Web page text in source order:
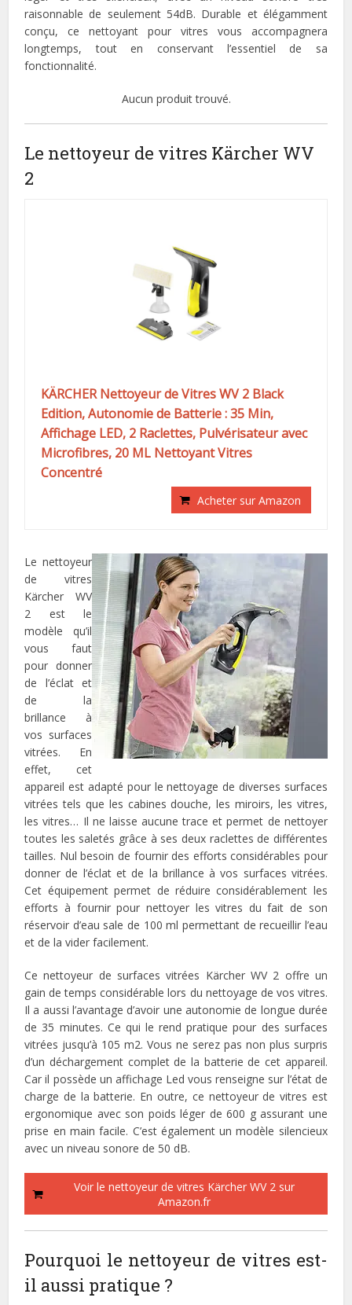
raisonnable de seulement 54dB. Durable et élégamment
conçu, ce nettoyant pour vitres vous accompagnera
longtemps, tout en conservant l’essentiel de sa
fonctionnalité.
Aucun produit trouvé.
Le nettoyeur de vitres Kärcher WV
2
KÄRCHER Nettoyeur de Vitres WV 2 Black
Edition, Autonomie de Batterie : 35 Min,
Affichage LED, 2 Raclettes, Pulvérisateur avec
Microfibres, 20 ML Nettoyant Vitres
Concentré
Acheter sur Amazon
Le nettoyeur
de vitres
Kärcher WV
2 est le
modèle qu’il
vous faut
pour donner
de l’éclat et
de la
brillance à
vos surfaces
vitrées. En
effet, cet
appareil est adapté pour le nettoyage de diverses surfaces
vitrées tels que les cabines douche, les miroirs, les vitres,
les vitres… Il ne laisse aucune trace et permet de nettoyer
toutes les saletés grâce à ses deux raclettes de différentes
tailles. Nul besoin de fournir des efforts considérables pour
donner de l’éclat et de la brillance à vos surfaces vitrées.
Cet équipement permet de réduire considérablement les
efforts à fournir pour nettoyer les vitres du fait de son
réservoir d’eau sale de 100 ml permettant de recueillir l’eau
et de la vider facilement.
Ce nettoyeur de surfaces vitrées Kärcher WV 2 offre un
gain de temps considérable lors du nettoyage de vos vitres.
Il a aussi l’avantage d’avoir une autonomie de longue durée
de 35 minutes. Ce qui le rend pratique pour des surfaces
vitrées jusqu’à 105 m2. Vous ne serez pas non plus surpris
d’un déchargement complet de la batterie de cet appareil.
Car il possède un affichage Led vous renseigne sur l’état de
charge de la batterie. En outre, ce nettoyeur de vitres est
ergonomique avec son poids léger de 600 g assurant une
prise en main facile. C’est également un modèle silencieux
avec un niveau sonore de 50 dB.
Voir le nettoyeur de vitres Kärcher WV 2 sur
Amazon.fr
Pourquoi le nettoyeur de vitres est-
il aussi pratique ?